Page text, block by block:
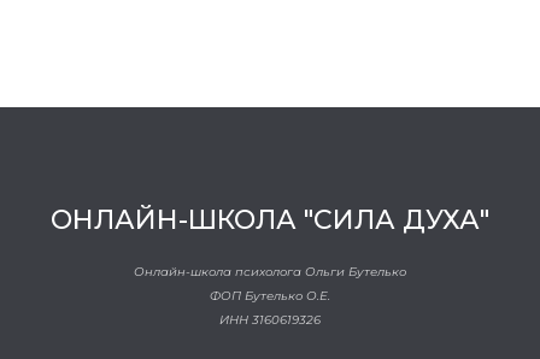
ОНЛАЙН-ШКОЛА "СИЛА ДУХА"
Онлайн-школа психолога Ольги Бутелько
ФОП Бутелько О.Е.
ИНН 3160619326